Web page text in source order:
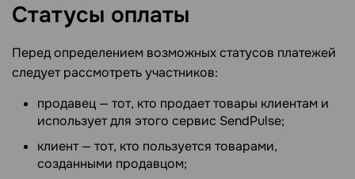
Статусы оплаты
Перед определением возможных статусов платежей
следует рассмотреть участников:
продавец — тот, кто продает товары клиентам и
использует для этого сервис SendPulse;
клиент — тот, кто пользуется товарами,
созданными продавцом;